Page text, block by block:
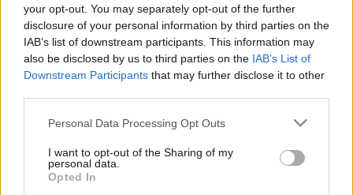
your opt-out. You may separately opt-out of the further
disclosure of your personal information by third parties on the
IAB’s list of downstream participants. This information may
also be disclosed by us to third parties on the IAB’s List of
Downstream Participants that may further disclose it to other
Please note that this website/app uses one or more Google
not limited to your visit or usage behaviour. You may click to
grant or deny consent to Google and its third-party tags to
use your data for below specified purposes in below Google
Personal Data Processing Opt Outs
I want to opt-out of the Sharing of my
personal data.
Opted In
Masturbacja Solo
Filmy